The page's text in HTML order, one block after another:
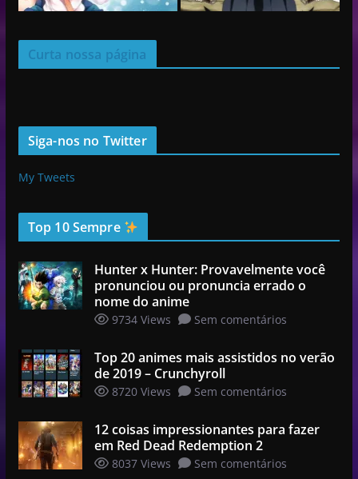
Curta nossa página
Siga-nos no Twitter
My Tweets
Top 10 Sempre
Hunter x Hunter: Provavelmente você
pronunciou ou pronuncia errado o
nome do anime
9734 Views Sem comentários
Top 20 animes mais assistidos no verão
de 2019 – Crunchyroll
8720 Views Sem comentários
12 coisas impressionantes para fazer
em Red Dead Redemption 2
8037 Views Sem comentários